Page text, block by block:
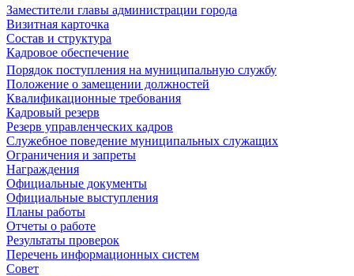
Заместители главы администрации города
Визитная карточка
Состав и структура
Кадровое обеспечение
Порядок поступления на муниципальную службу
Положение о замещении должностей
Квалификационные требования
Кадровый резерв
Резерв управленческих кадров
Служебное поведение муниципальных служащих
Ограничения и запреты
Награждения
Официальные документы
Официальные выступления
Планы работы
Отчеты о работе
Результаты проверок
Перечень информационных систем
Совет